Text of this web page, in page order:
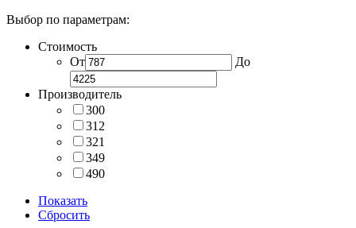
Выбор по параметрам:
Стоимость
От
До
Производитель
300
312
321
349
490
Показать
Сбросить